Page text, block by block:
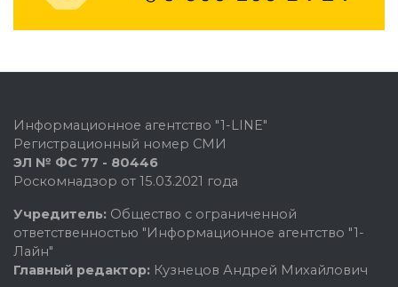
Информационное агентство "1-LINE"
Регистрационный номер СМИ
ЭЛ № ФС 77 - 80446
Роскомнадзор от 15.03.2021 года
Учредитель: Общество с ограниченной
ответственностью "Информационное агентство "1-
Лайн"
Главный редактор: Кузнецов Андрей Михайлович